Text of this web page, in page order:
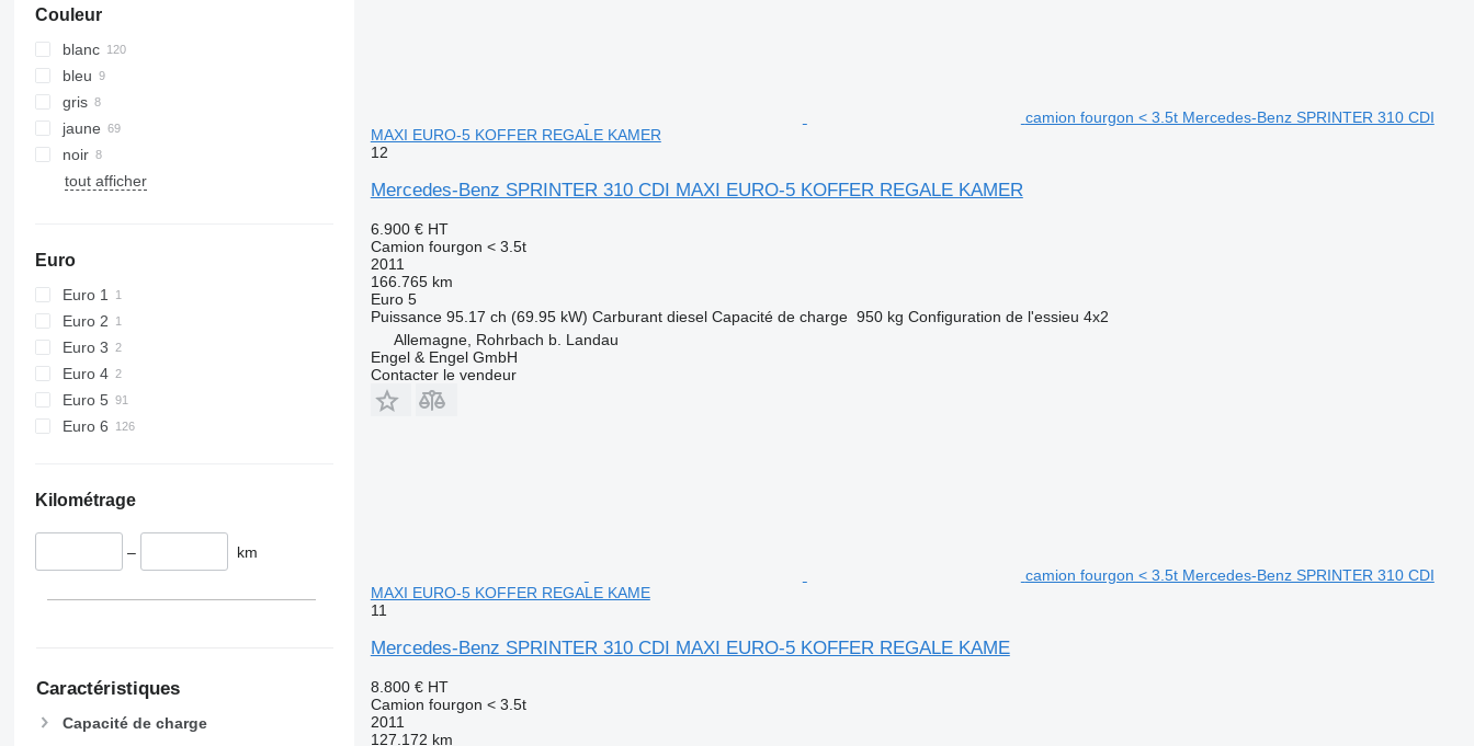
Couleur
blanc
bleu
gris
jaune
noir
tout afficher
Euro
Euro 1
Euro 2
Euro 3
Euro 4
Euro 5
Euro 6
Kilométrage
– km
Caractéristiques
Capacité de charge
camion fourgon < 3.5t Mercedes-Benz SPRINTER 310 CDI
MAXI EURO-5 KOFFER REGALE KAMER
12
Mercedes-Benz SPRINTER 310 CDI MAXI EURO-5 KOFFER REGALE KAMER
6.900 € HT
Camion fourgon < 3.5t
2011
166.765 km
Euro 5
Puissance 95.17 ch (69.95 kW) Carburant diesel Capacité de charge 950 kg Configuration de l'essieu 4x2
Allemagne, Rohrbach b. Landau
Engel & Engel GmbH
Contacter le vendeur
camion fourgon < 3.5t Mercedes-Benz SPRINTER 310 CDI
MAXI EURO-5 KOFFER REGALE KAME
11
Mercedes-Benz SPRINTER 310 CDI MAXI EURO-5 KOFFER REGALE KAME
8.800 € HT
Camion fourgon < 3.5t
2011
127.172 km